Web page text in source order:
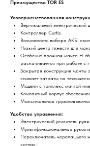
Преимущества TOR ES
Усовершенствованная
Вертикальный электрический
Контроллер Curtis.
Возможность выбора АКБ:
Низкий центр тяжести для
Особенно прочная мачта H-
раскачивается при работе с
Закрытая конструкция мачты
снижает затраты на
Модели с триплекс мачтой
Компактный корпус
Максимальная
Удобство управления:
Электрический усилитель руля.
Мультифункциональная
Переключатель черепашьего
сигнал.